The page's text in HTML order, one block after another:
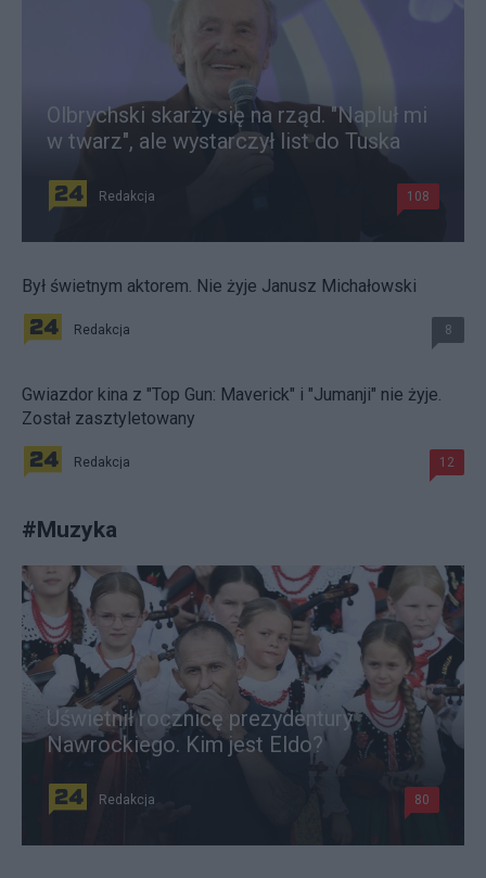
Olbrychski skarży się na rząd. "Napluł mi
w twarz", ale wystarczył list do Tuska
Redakcja 108
Był świetnym aktorem. Nie żyje Janusz Michałowski
Redakcja 8
Gwiazdor kina z "Top Gun: Maverick" i "Jumanji" nie żyje.
Został zasztyletowany
Redakcja 12
#Muzyka
Uświetnił rocznicę prezydentury
Nawrockiego. Kim jest Eldo?
Redakcja 80